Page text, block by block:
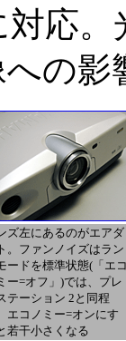
応
の影
ズ左にあるのがエアダ
。ファンノイズはラン
ードを標準状態(「エ
ー=オフ」)では、プレ
テーション 2と同程
エコノミー=オンにす
若干小さくなる